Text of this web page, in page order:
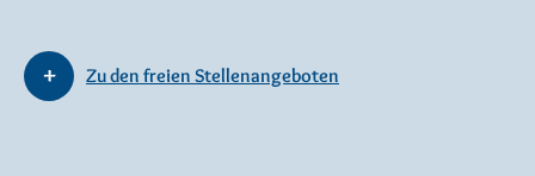
Zu den freien Stellenangeboten